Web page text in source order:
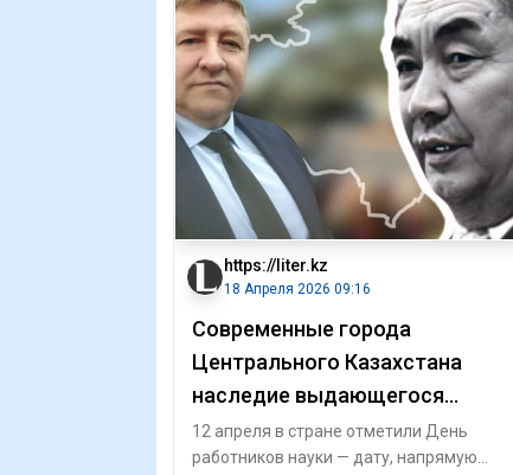
https://liter.kz
18 Апреля 2026 09:16
Современные города
Центрального Казахстана
наследие выдающегося
казахстанского ученого
12 апреля в стране отметили День
работников науки — дату, напрямую